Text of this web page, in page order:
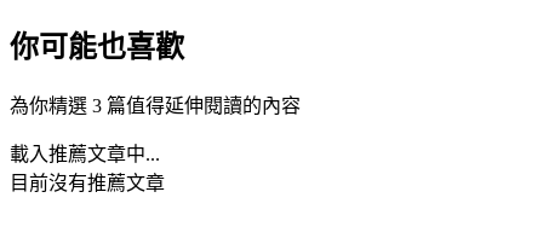
你可能也喜歡
為你精選 3 篇值得延伸閱讀的內容
載入推薦文章中...
目前沒有推薦文章